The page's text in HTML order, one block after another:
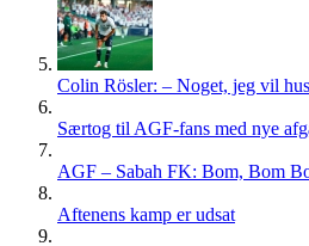
Colin Rösler: – Noget, jeg vil
Særtog til AGF-fans med nye
AGF – Sabah FK: Bom, Bom
Aftenens kamp er udsat